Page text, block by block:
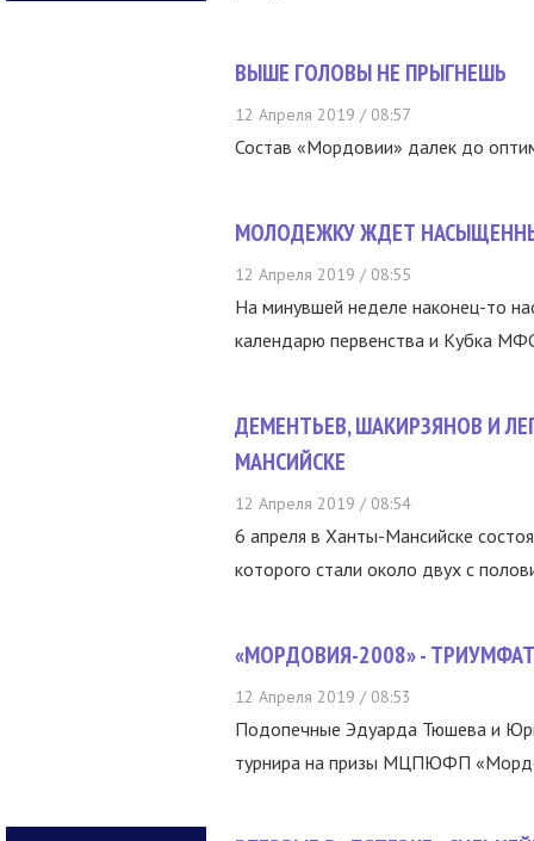
ВЫШЕ ГОЛОВЫ НЕ ПРЫГНЕШЬ
12 Апреля 2019 / 08:57
Состав «Мордовии» далек до
МОЛОДЕЖКУ ЖДЕТ
12 Апреля 2019 / 08:55
На минувшей неделе наконец-то
календарю первенства и Кубка
ДЕМЕНТЬЕВ, ШАКИРЗЯНОВ И
МАНСИЙСКЕ
12 Апреля 2019 / 08:54
6 апреля в Ханты-Мансийске
которого стали около двух с
«МОРДОВИЯ-2008» -
12 Апреля 2019 / 08:53
Подопечные Эдуарда Тюшева и
турнира на призы МЦПЮФП